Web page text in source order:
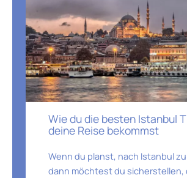
Wie du die besten Istanbul
deine Reise bekommst
Wenn du planst, nach Istanbul
dann möchtest du sicherstellen,